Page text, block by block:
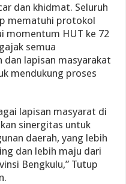
dan khidmat. Seluruh
mematuhi protokol
momentum HUT ke 72
semua
lapisan masyarakat
mendukung proses
lapisan masyarat di
sinergitas untuk
daerah, yang lebih
dan lebih maju dari
Bengkulu,” Tutup